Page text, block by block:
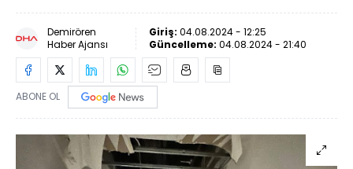
Demirören
Haber Ajansı
Giriş: 04.08.2024 - 12:25
Güncelleme: 04.08.2024 - 21:40
ABONE OL